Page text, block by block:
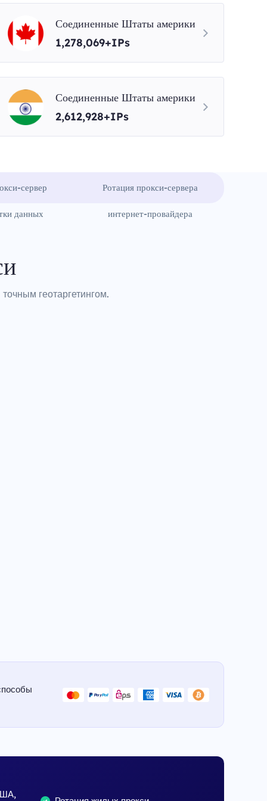
Соединенные Штаты америки
1,278,069+IPs
Соединенные Штаты америки
2,612,928+IPs
сервер
данных
Ротация прокси-сервера
интернет-провайдера
геотаргетингом.